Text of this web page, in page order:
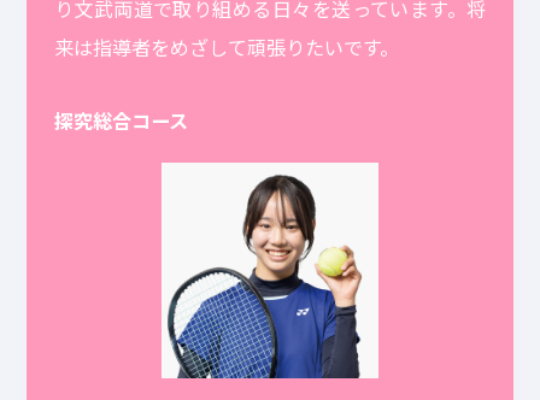
り文武両道で取り組める日々を送っています。将
来は指導者をめざして頑張りたいです。
探究総合コース